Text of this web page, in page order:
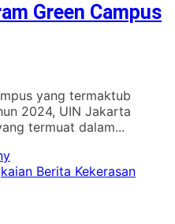
Green Campus
yang termaktub
2024, UIN Jakarta
termuat dalam...
Berita Kekerasan